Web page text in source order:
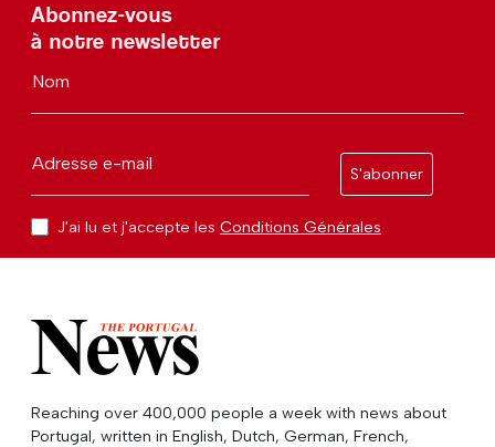
Abonnez-vous
à notre newsletter
Nom
Adresse e-mail
S'abonner
J'ai lu et j'accepte les Conditions Générales
Reaching over 400,000 people a week with news about
Portugal, written in English, Dutch, German, French,